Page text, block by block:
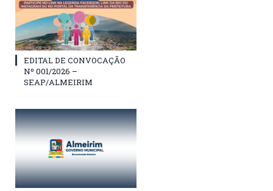
EDITAL DE CONVOCAÇÃO
Nº 001/2026 –
SEAP/ALMEIRIM